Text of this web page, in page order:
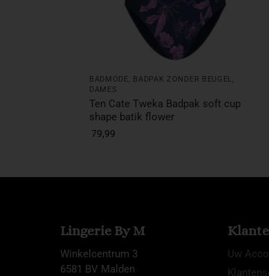
BADMODE, BADPAK ZONDER BEUGEL ,
DAMES
Ten Cate Tweka Badpak soft cup
shape batik flower
79,99
Lingerie By M
Winkelcentrum 3
6581 BV Malden
Uw